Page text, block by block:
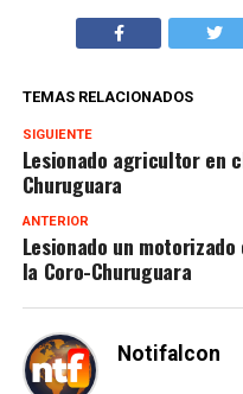
TEMAS RELACIONADOS
SIGUIENTE
Lesionado agricultor en
Churuguara
ANTERIOR
Lesionado un
la Coro-Churuguara
Notifalcon